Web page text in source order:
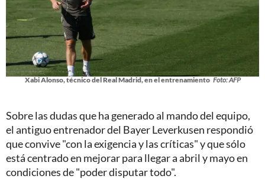
Xabi Alonso, técnico del Real Madrid, en el entrenamiento Foto: AFP
Sobre las dudas que ha generado al mando del equipo,
el antiguo entrenador del Bayer Leverkusen respondió
que convive "con la exigencia y las críticas" y que sólo
está centrado en mejorar para llegar a abril y mayo en
condiciones de "poder disputar todo".